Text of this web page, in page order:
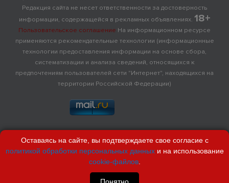
Редакция сайта не несет ответственности за достоверность
информации, содержащейся в рекламных объявлениях. 18+
Пользовательское соглашение На информационном ресурсе
применяются рекомендательные технологии (информационные
технологии предоставления информации на основе сбора,
систематизации и анализа сведений, относящихся к
предпочтениям пользователей сети "Интернет", находящихся на
территории Российской Федерации)
Оставаясь на сайте, вы подтверждаете свое согласие с
политикой обработки персональных данныхи на использование
cookie-файлов.